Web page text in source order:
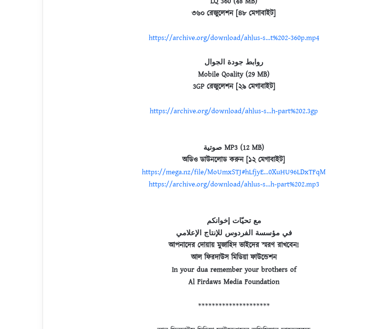
৩৬০ রেজুলেশন [৪৮ মেগাবাইট]
https://archive.org/download/ahlus-s…t%202-360p.mp4
روابط جودة الجوال
Mobile Qoality (29 MB)
3GP রেজুলেশন [২৯ মেগাবাইট]
https://archive.org/download/ahlus-s…h-part%202.3gp
صوتية MP3 (12 MB)
অডিও ডাউনলোড করুন [১২ মেগাবাইট]
https://mega.nz/file/MoUmxSTJ#hLfjyE…0XuHU96LDxTFqM
https://archive.org/download/ahlus-s…h-part%202.mp3
مع تحيّات إخوانكم
في مؤسسة الفردوس للإنتاج الإعلامي
আপনাদের দোয়ায় মুজাহিদ ভাইদের স্মরণ রাখবেন!
আল ফিরদাউস মিডিয়া ফাউন্ডেশন
In your dua remember your brothers of
Al Firdaws Media Foundation
*********************